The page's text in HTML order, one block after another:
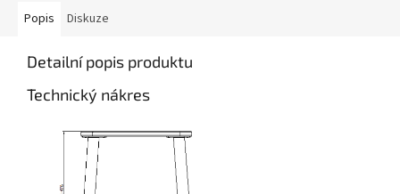
Popis Diskuze
Detailní popis produktu
Technický nákres